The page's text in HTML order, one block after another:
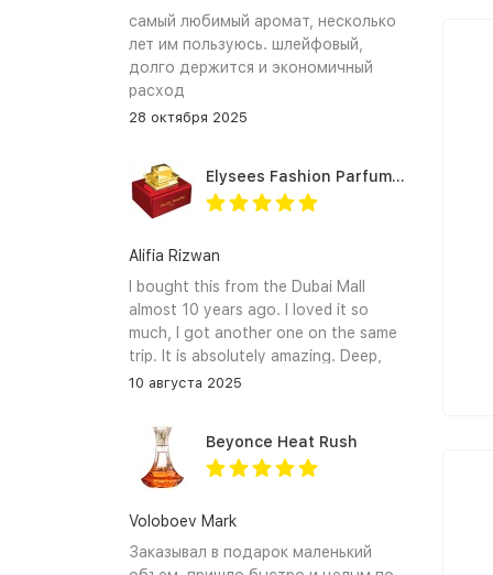
самый любимый аромат, несколько
лет им пользуюсь. шлейфовый,
долго держится и экономичный
расход
28 октября 2025
Elysees Fashion Parfums Purity Vanilla
Alifia Rizwan
I bought this from the Dubai Mall
almost 10 years ago. I loved it so
much, I got another one on the same
trip. It is absolutely amazing. Deep,
enchanting notes that linger on the
find it again.
10 августа 2025
Beyonce Heat Rush
Voloboev Mark
Заказывал в подарок маленький